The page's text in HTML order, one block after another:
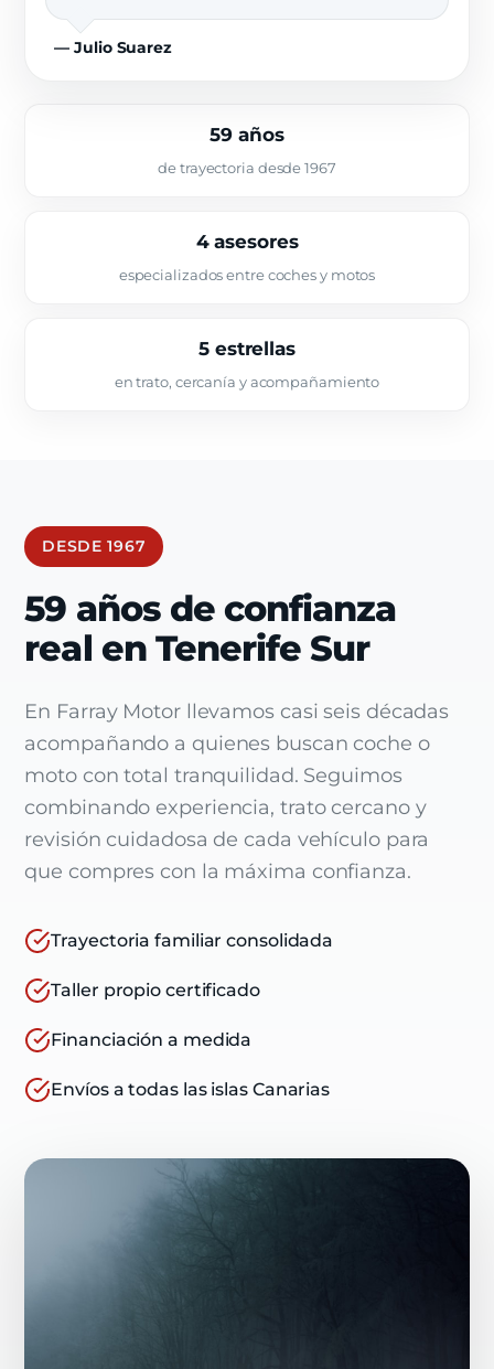
— Julio Suarez
59 años
de trayectoria desde 1967
4 asesores
especializados entre coches y motos
5 estrellas
en trato, cercanía y acompañamiento
DESDE 1967
59 años de confianza
real en Tenerife Sur
En Farray Motor llevamos casi seis décadas
acompañando a quienes buscan coche o
moto con total tranquilidad. Seguimos
combinando experiencia, trato cercano y
revisión cuidadosa de cada vehículo para
que compres con la máxima confianza.
Trayectoria familiar consolidada
Taller propio certificado
Financiación a medida
Envíos a todas las islas Canarias